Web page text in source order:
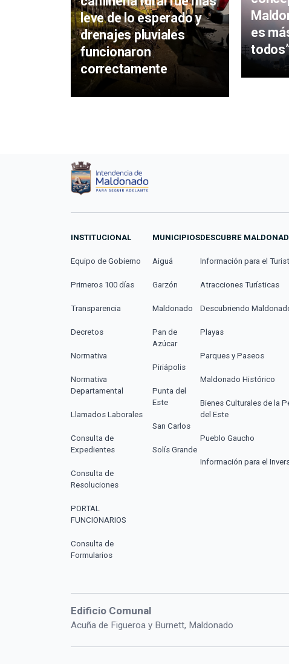
leve de lo esperado y
drenajes pluviales
funcionaron
correctamente
es
INSTITUCIONAL
Equipo de Gobierno
Primeros 100 días
Transparencia
Decretos
Normativa
Normativa
Departamental
Llamados Laborales
Consulta de
Expedientes
Consulta de
Resoluciones
PORTAL
FUNCIONARIOS
Consulta de
Formularios
MUNICIPIOS
Aiguá
Garzón
Maldonado
Pan de
Azúcar
Piriápolis
Punta del
Este
San Carlos
Solís Grande
DESCUBRE
Información para el
Atracciones Turísticas
Descubriendo
Playas
Parques y Paseos
Maldonado Histórico
Bienes Culturales de la
del Este
Pueblo Gaucho
Información para el
Edificio Comunal
Acuña de Figueroa y Burnett, Maldonado